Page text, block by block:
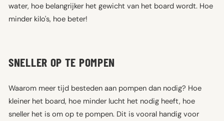
water, hoe belangrijker het gewicht van het board wordt. Hoe
minder kilo's, hoe beter!
SNELLER OP TE POMPEN
Waarom meer tijd besteden aan pompen dan nodig? Hoe
kleiner het board, hoe minder lucht het nodig heeft, hoe
sneller het is om op te pompen. Dit is vooral handig voor